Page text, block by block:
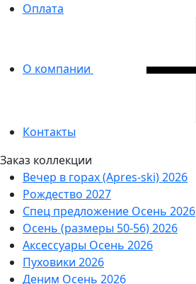
Оплата
О компании
Контакты
Заказ коллекции
Вечер в горах (Apres-ski) 2026
Рождество 2027
Спец предложение Осень 2026
Осень (размеры 50-56) 2026
Аксессуары Осень 2026
Пуховики 2026
Деним Осень 2026